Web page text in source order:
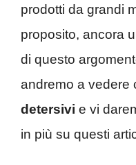
prodotti da grandi
proposito, ancora
di questo
andremo a vedere
detersivi e vi
in più su questi